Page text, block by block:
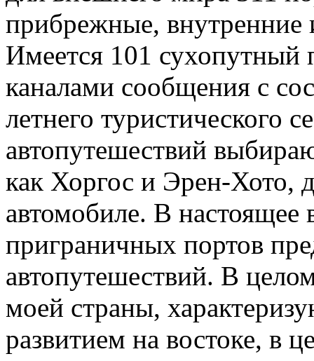
прибрежные,
Имеется 101
каналами сообщения с
летнего туристического
автопутешествий
как Хоргос и Эрен-Хото,
автомобиле. В настоящее
приграничных портов
автопутешествий. В
моей страны,
развитием на востоке, в